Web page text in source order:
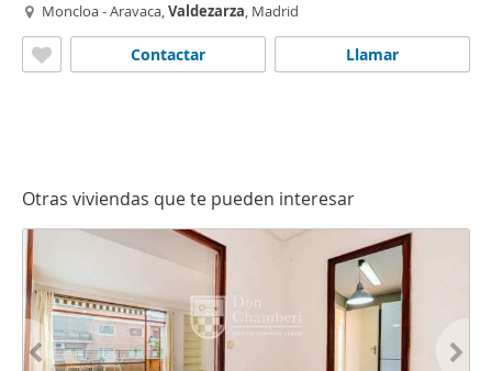
Moncloa - Aravaca,Valdezarza, Madrid
Llamar
Contactar
Otras viviendas que te pueden interesar